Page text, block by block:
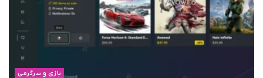
بازی و سرگرمی